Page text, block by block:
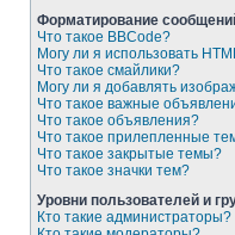
Форматирование
Что такое BBCode?
Могу ли я использовать
Что такое смайлики?
Могу ли я добавлять
Что такое важные
Что такое объявления?
Что такое прилепленные
Что такое закрытые темы?
Что такое значки тем?
Уровни пользователей и
Кто такие администраторы?